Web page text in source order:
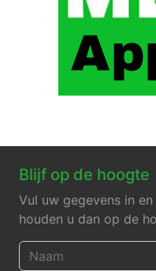
Blijf op de hoogte
Vul uw gegevens in
houden u dan op de